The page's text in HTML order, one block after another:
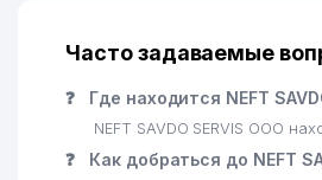
Часто задаваемые
❓ Где находится NEFT
NEFT SAVDO SERVIS ООО
❓ Как добраться до NEFT